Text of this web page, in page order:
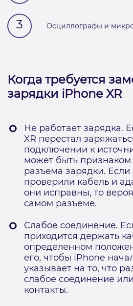
3 Осциллографы и
Когда требуется
зарядки iPhone XR
Не работает зарядка.
XR перестал
подключении к
может быть признаком
разъема зарядки.
проверили кабель и
они исправны, то
самом разъеме.
Слабое соединение.
приходится держать
определенном
его, чтобы iPhone
указывает на то, что
слабое соединение
контакты.